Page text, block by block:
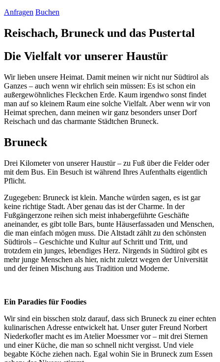
Anfragen Buchen
Reischach, Bruneck und das Pustertal
Die Vielfalt vor unserer Haustür
Wir lieben unsere Heimat. Damit meinen wir nicht nur Südtirol als
Ganzes – auch wenn wir ehrlich sein müssen: Es ist schon ein
außergewöhnliches Fleckchen Erde. Kaum irgendwo sonst findet
man auf so kleinem Raum eine solche Vielfalt. Aber wenn wir von
Heimat sprechen, dann meinen wir ganz besonders unser Dorf
Reischach und das charmante Städtchen Bruneck.
Bruneck
Drei Kilometer von unserer Haustür – zu Fuß über die Felder oder
mit dem Bus. Ein Besuch ist während Ihres Aufenthalts eigentlich
Pflicht.
Zugegeben: Bruneck ist klein. Manche würden sagen, es ist gar
keine richtige Stadt. Aber genau das ist der Charme. In der
Fußgängerzone reihen sich meist inhabergeführte Geschäfte
aneinander, es gibt tolle Bars, bunte Häuserfassaden und Menschen,
die man einfach mögen muss. Die Altstadt zählt zu den schönsten
Südtirols – Geschichte und Kultur auf Schritt und Tritt, und
trotzdem ein junges, lebendiges Herz. Nirgends in Südtirol gibt es
mehr junge Menschen als hier, nicht zuletzt wegen der Universität
und der feinen Mischung aus Tradition und Moderne.
Ein Paradies für Foodies
Wir sind ein bisschen stolz darauf, dass sich Bruneck zu einer echten
kulinarischen Adresse entwickelt hat. Unser guter Freund Norbert
Niederkofler macht es im Atelier Moessmer vor – mit drei Sternen
und einer Küche, die man so schnell nicht vergisst. Und viele
begabte Köche ziehen nach. Egal wohin Sie in Bruneck zum Essen